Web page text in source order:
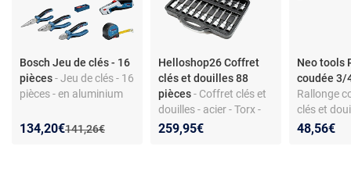
Bosch Jeu de clés - 16
pièces- Jeu de clés - 16
pièces - en aluminium
Ancien prix :
141,26€
Nouveau prix :
134,20€
Réduction de :
Helloshop26 Coffret
clés et douilles 88
pièces- Coffret clés et
douilles - acier - Torx -
carré 1/2 - 88 pièces -
259,95€
Neo tools
coudée 3/
Rallonge
clés et
Lot de 4 -
48,56€